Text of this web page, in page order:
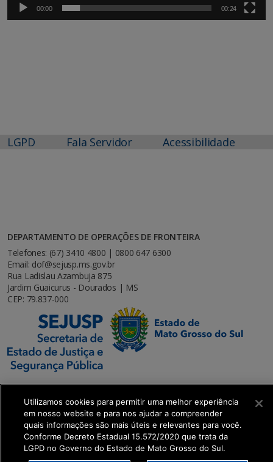
00:00 00:24
LGPD Fala Servidor Acessibilidade
DEPARTAMENTO DE OPERAÇÕES DE FRONTEIRA
Telefones: (67) 3410 4800 | 0800 647 6300
Email: dof@sejusp.ms.gov.br
Rua Ladislau Azambuja 875
Jardim Guaicurus - Dourados | MS
CEP: 79.837-000
SETDIG | Secretaria-Executiva de Transformação
Digital
Utilizamos cookies para permitir uma melhor experiência
em nosso website e para nos ajudar a compreender
quais informações são mais úteis e relevantes para você.
Conforme Decreto Estadual 15.572/2020 que trata da
LGPD no Governo do Estado de Mato Grosso do Sul.